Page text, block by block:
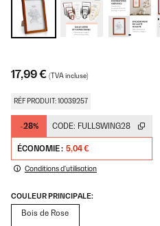
17,99 € (TVA incluse)
RÉF PRODUIT: 10039257
-28% CODE: FULLSWING28
ÉCONOMIE : 5,04 €
Conditions d'utilisation
COULEUR PRINCIPALE:
Bois de Rose